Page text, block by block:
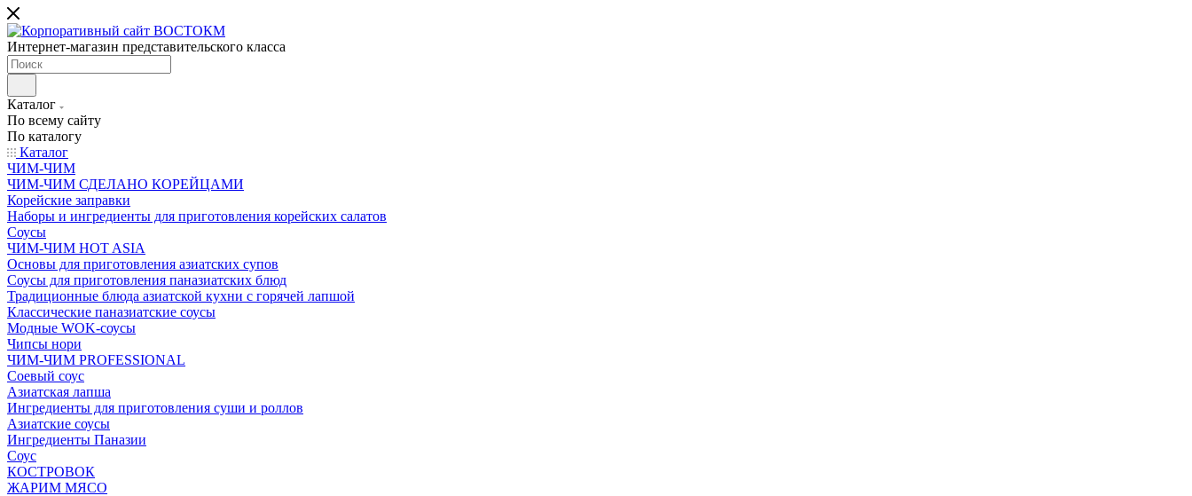
Интернет-магазин представительского класса
Каталог
По всему сайту
По каталогу
Каталог
ЧИМ-ЧИМ
ЧИМ-ЧИМ СДЕЛАНО КОРЕЙЦАМИ
Корейские заправки
Наборы и ингредиенты для приготовления корейских салатов
Соусы
ЧИМ-ЧИМ HOT ASIA
Основы для приготовления азиатских супов
Соусы для приготовления паназиатских блюд
Традиционные блюда азиатской кухни с горячей лапшой
Классические паназиатские соусы
Модные WOK-соусы
Чипсы нори
ЧИМ-ЧИМ PROFESSIONAL
Соевый соус
Азиатская лапша
Ингредиенты для приготовления суши и роллов
Азиатские соусы
Ингредиенты Паназии
Соус
КОСТРОВОК
ЖАРИМ МЯСО